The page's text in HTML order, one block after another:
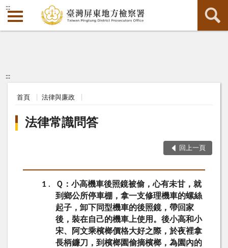
:::
:::
首頁 法律與廉政
法律常識問答
回上一頁
1
Ｑ：小高機車後照鏡被偷，心有未甘，就
到鄉公所停車棚，拿一支修理機車的螺絲
起子，卸下同型機車的後照鏡，帶回家
後，裝在自己的機車上使用。後小高和小
宋、阿文乘檳榔價格大好之際，於夜裡拿
長柄鐮刀，到檳榔園偷摘檳榔，為園內的